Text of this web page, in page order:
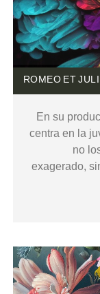
ROMEO ET
En su
centra en la
no
exagerado,